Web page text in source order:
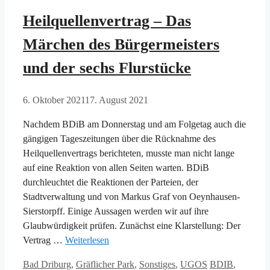
Heilquellenvertrag – Das
Märchen des Bürgermeisters
und der sechs Flurstücke
6. Oktober 202117. August 2021
Nachdem BDiB am Donnerstag und am Folgetag auch die
gängigen Tageszeitungen über die Rücknahme des
Heilquellenvertrags berichteten, musste man nicht lange
auf eine Reaktion von allen Seiten warten. BDiB
durchleuchtet die Reaktionen der Parteien, der
Stadtverwaltung und von Markus Graf von Oeynhausen-
Sierstorpff. Einige Aussagen werden wir auf ihre
Glaubwürdigkeit prüfen. Zunächst eine Klarstellung: Der
Vertrag … Weiterlesen
Kategorien
Bad Driburg, Gräflicher Park, Sonstiges, UGOS Schlagwörter
BDIB,